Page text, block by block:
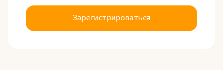
Зарегистрироваться